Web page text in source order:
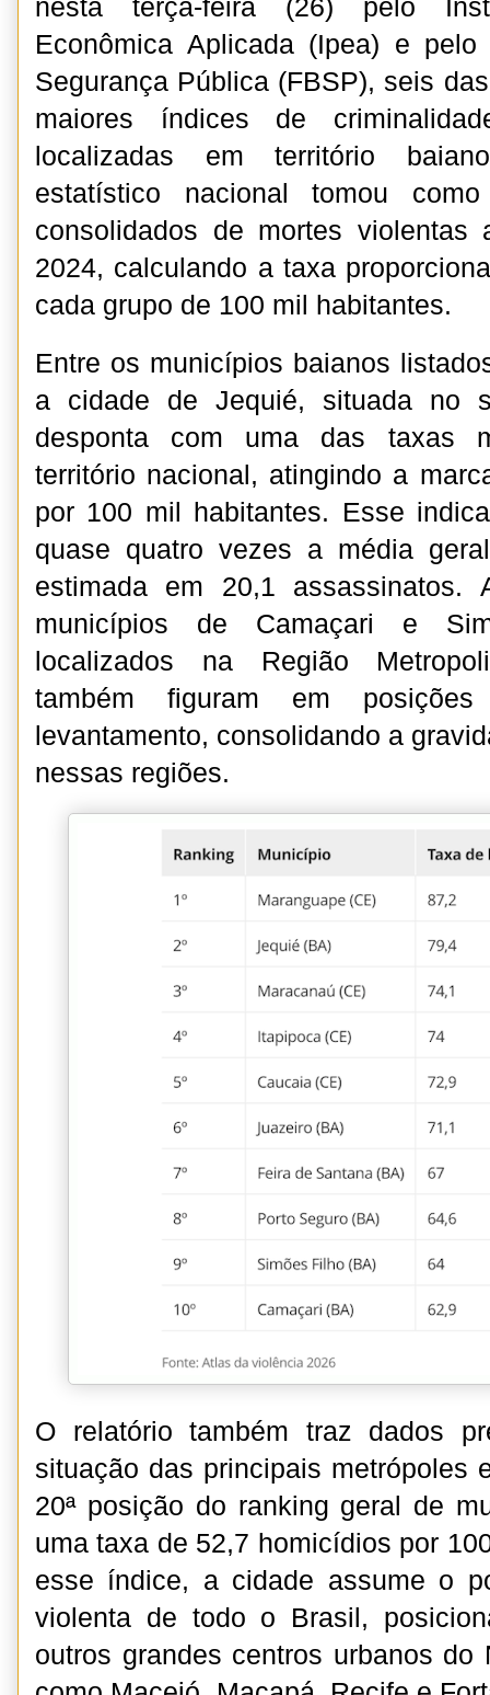
nesta terça-feira (26) pelo
Econômica Aplicada (Ipea) e
Segurança Pública (FBSP), seis
maiores índices de
localizadas em território
estatístico nacional tomou
consolidados de mortes
2024, calculando a taxa
cada grupo de 100 mil habitantes.
Entre os municípios baianos
a cidade de Jequié, situada no
desponta com uma das taxas
território nacional, atingindo a
por 100 mil habitantes. Esse
quase quatro vezes a média
estimada em 20,1 assassinatos.
municípios de Camaçari e
localizados na Região
também figuram em
levantamento, consolidando a
nessas regiões.
O relatório também traz dados
situação das principais metrópoles
20ª posição do ranking geral de
uma taxa de 52,7 homicídios por
esse índice, a cidade assume o
violenta de todo o Brasil,
outros grandes centros urbanos do